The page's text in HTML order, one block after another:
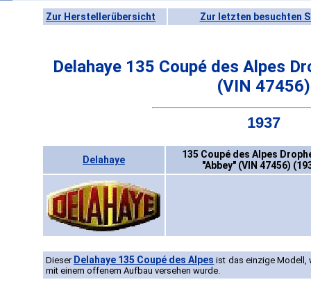
Zur Herstellerübersicht Zur letzten besuchten
Delahaye 135 Coupé des Alpes
(VIN 47456)
1937
Delahaye
135 Coupé des Alpes
"Abbey" (VIN 47456)
Dieser Delahaye 135 Coupé des Alpes ist das einzige Modell,
mit einem offenem Aufbau versehen wurde.